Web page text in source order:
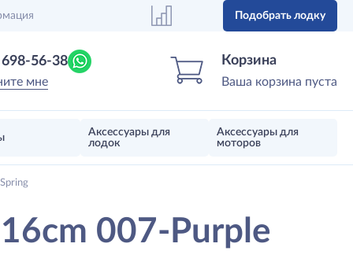
Подобрать лодку
Корзина
Ваша корзина пуста
698-56-38
мне
Аксессуары для
лодок
Аксессуары для
моторов
007-Purple